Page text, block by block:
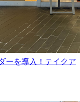
ーを導入！テイクア